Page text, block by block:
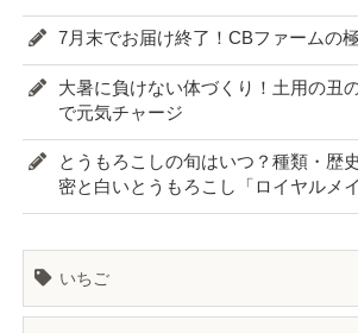
7月末でお届け終了！CBファームの
大暑に負けない体づくり！土用の丑
で元気チャージ
とうもろこしの旬はいつ？種類・歴
密と白いとうもろこし「ロイヤルメ
いちご